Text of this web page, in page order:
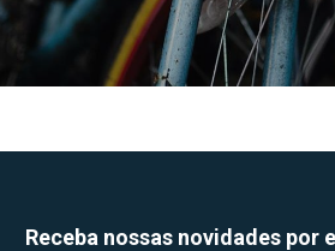
Receba nossas novidades por